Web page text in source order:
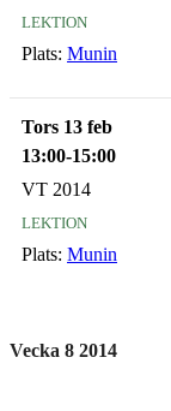
lektion
Plats: Munin
Tors 13 feb
13:00-15:00
VT 2014
lektion
Plats: Munin
Vecka 8 2014